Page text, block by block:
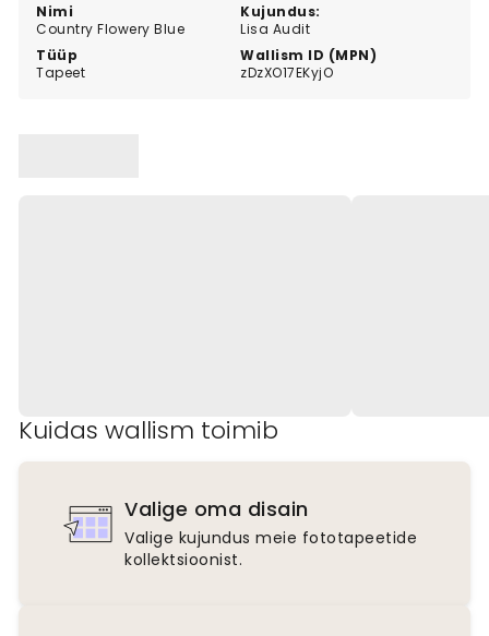
Nimi
Country Flowery Blue
Kujundus:
Lisa Audit
Tüüp
Tapeet
Wallism ID (MPN)
zDzXO17EKyjO
Kuidas wallism toimib
Valige oma disain
Valige kujundus meie fototapeetide
kollektsioonist.